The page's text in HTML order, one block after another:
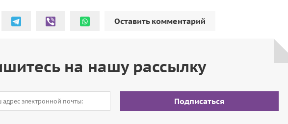
Оставить комментарий
на нашу рассылку
Подписаться